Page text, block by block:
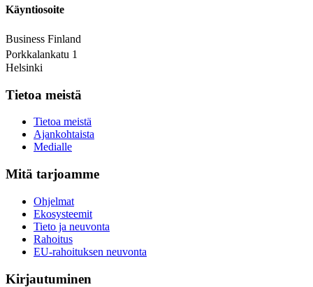
Käyntiosoite
Business Finland
Porkkalankatu 1
Helsinki
Tietoa meistä
Tietoa meistä
Ajankohtaista
Medialle
Mitä tarjoamme
Ohjelmat
Ekosysteemit
Tieto ja neuvonta
Rahoitus
EU-rahoituksen neuvonta
Kirjautuminen